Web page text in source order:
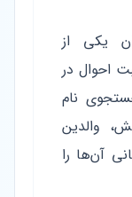
یکی از
احوال در
جستجوی نام
والدین
آن‌ها را